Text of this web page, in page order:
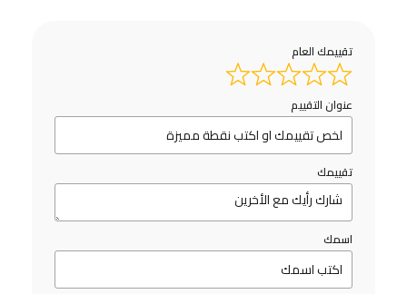
تقييمك العام
عنوان التقييم
تقييمك
اسمك